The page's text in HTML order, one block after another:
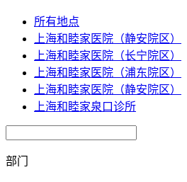
所有地点
上海和睦家医院（静安院区）
上海和睦家医院（长宁院区）
上海和睦家医院（浦东院区）
上海和睦家医院（静安院区）
上海和睦家泉口诊所
部门